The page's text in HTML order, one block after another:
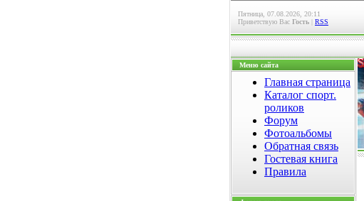
Пятница, 07.08.2026, 20:11
Приветствую Вас Гость | RSS
Меню сайта
Главная страница
Каталог спорт.
роликов
Форум
Фотоальбомы
Обратная связь
Гостевая книга
Правила